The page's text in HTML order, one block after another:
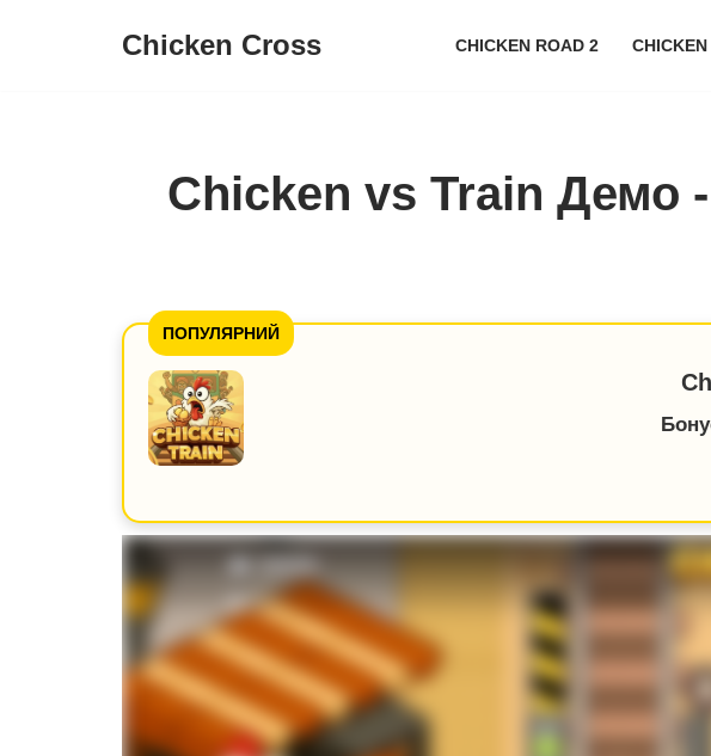
Chicken Cross CHICKEN ROAD 2 CHICKEN
Chicken vs Train Демо
ПОПУЛЯРНИЙ